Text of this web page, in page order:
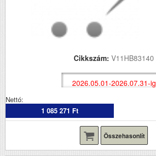
Cikkszám: V11HB83140
2026.05.01-2026.07.31-ig
Nettó:
1 085 271 Ft
Összehasonlít